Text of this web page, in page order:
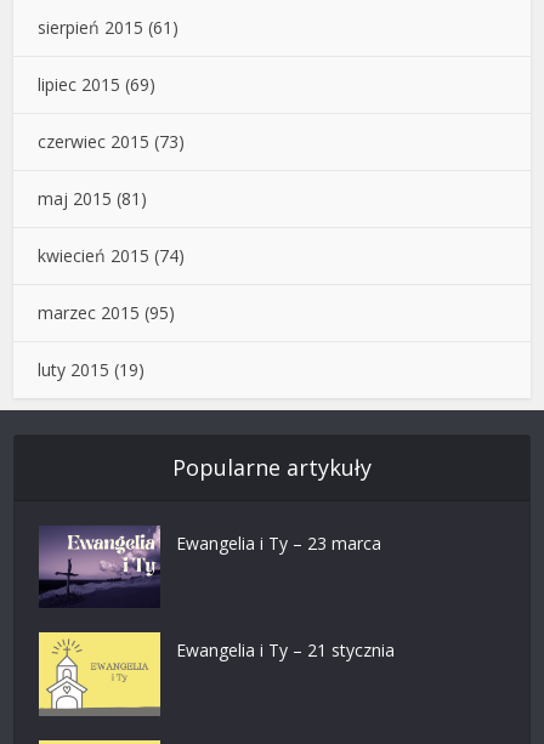
sierpień 2015 (61)
lipiec 2015 (69)
czerwiec 2015 (73)
maj 2015 (81)
kwiecień 2015 (74)
marzec 2015 (95)
luty 2015 (19)
Popularne artykuły
Ewangelia i Ty – 23 marca
Ewangelia i Ty – 21 stycznia